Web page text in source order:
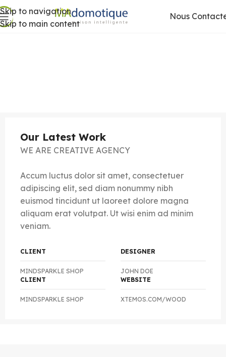
Skip to navigation
Skip to main content
Nous
Our Latest Work
WE ARE CREATIVE AGENCY
Accum luctus dolor sit amet, consectetuer
adipiscing elit, sed diam nonummy nibh
euismod tincidunt ut laoreet dolore magna
aliquam erat volutpat. Ut wisi enim ad minim
veniam.
CLIENT
MINDSPARKLE SHOP
DESIGNER
JOHN DOE
CLIENT
MINDSPARKLE SHOP
WEBSITE
XTEMOS.COM/WOOD